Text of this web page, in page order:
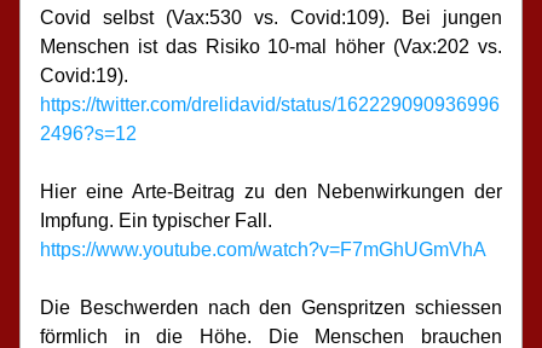
Covid selbst (Vax:530 vs. Covid:109). Bei jungen
Menschen ist das Risiko 10-mal höher (Vax:202 vs.
Covid:19).
https://twitter.com/drelidavid/status/162229090936996
2496?s=12
Hier eine Arte-Beitrag zu den Nebenwirkungen der
Impfung. Ein typischer Fall.
https://www.youtube.com/watch?v=F7mGhUGmVhA
Die Beschwerden nach den Genspritzen schiessen
förmlich in die Höhe. Die Menschen brauchen